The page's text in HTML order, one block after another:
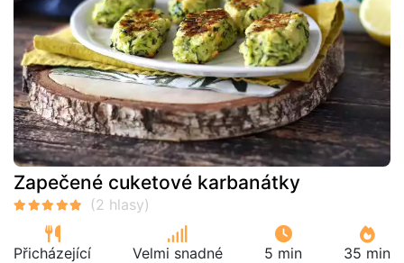
Zapečené cuketové karbanátky
Přicházející Velmi snadné 5 min 35 min